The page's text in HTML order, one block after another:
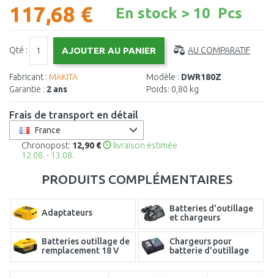
117,68 € En stock > 10 Pcs
Qté : AU COMPARATIF
Fabricant : MAKITA
Garantie : 2 ans
Modèle : DWR180Z
Poids: 0,80 kg
Frais de transport en détail
France
Chronopost: 12,90 €
livraison estimée
12.08. - 13.08.
PRODUITS COMPLÉMENTAIRES
Adaptateurs
Batteries d'outillage
et chargeurs
Batteries outillage de
remplacement 18 V
Chargeurs pour
batterie d'outillage